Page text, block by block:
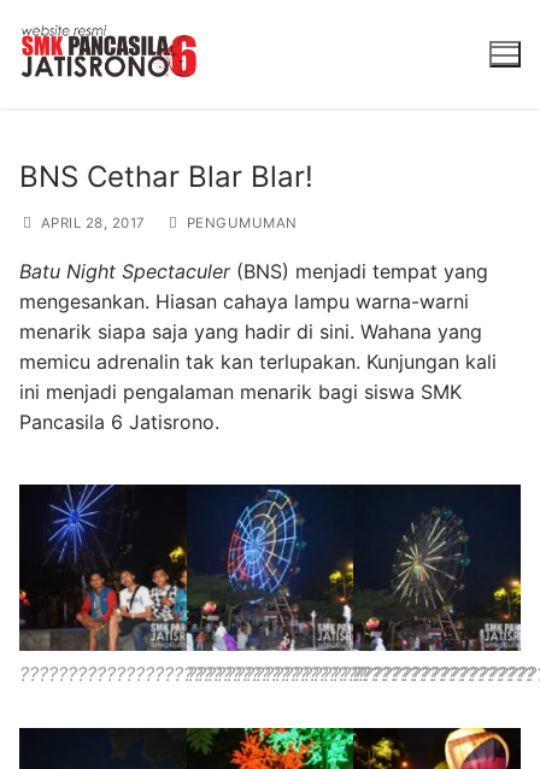
konten
BNS Cethar Blar Blar!
APRIL 28, 2017 PENGUMUMAN
Batu Night Spectaculer(BNS) menjadi tempat yang
mengesankan. Hiasan cahaya lampu warna-warni
menarik siapa saja yang hadir di sini. Wahana yang
memicu adrenalin tak kan terlupakan. Kunjungan kali
ini menjadi pengalaman menarik bagi siswa SMK
Pancasila 6 Jatisrono.
????????????????????????????????????
????????????????????????????????????